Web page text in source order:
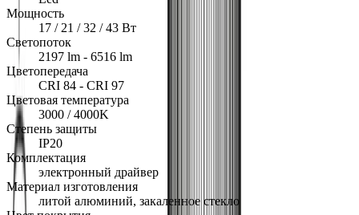
Мощность
17 / 21 / 32 / 43 Вт
Светопоток
2197 lm - 6516 lm
Цветопередача
CRI 84 - CRI 97
Цветовая температура
3000 / 4000K
Степень защиты
IP20
Комплектация
электронный драйвер
Материал изготовления
литой алюминий, закаленное стекло